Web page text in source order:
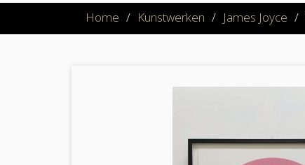
Home / Kunstwerken / James Joyce /